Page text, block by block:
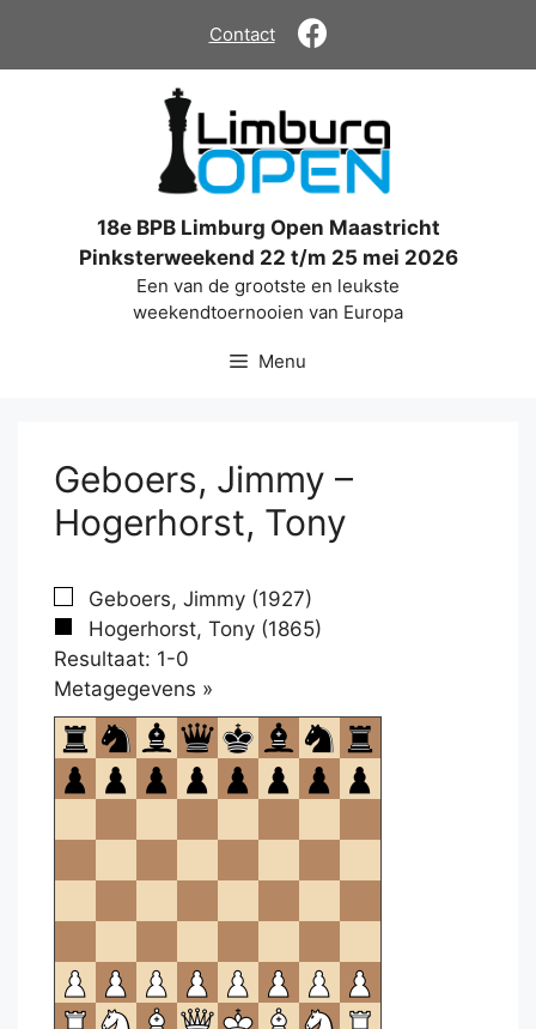
de
Contact
18e BPB Limburg Open Maastricht
Pinksterweekend 22 t/m 25 mei 2026
Een van de grootste en leukste
weekendtoernooien van Europa
Menu
Geboers, Jimmy –
Hogerhorst, Tony
Geboers, Jimmy (1927)
Hogerhorst, Tony (1865)
Resultaat: 1-0
Metagegevens »
om
te
openen.